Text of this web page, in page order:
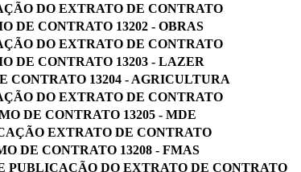
DO EXTRATO DE CONTRATO
DE CONTRATO 13202 - OBRAS
DO EXTRATO DE CONTRATO
DE CONTRATO 13203 - LAZER
CONTRATO 13204 - AGRICULTURA
DO EXTRATO DE CONTRATO
DE CONTRATO 13205 - MDE
EXTRATO DE CONTRATO
DE CONTRATO 13208 - FMAS
PUBLICAÇÃO DO EXTRATO DE CONTRATO